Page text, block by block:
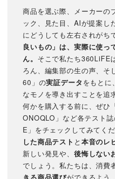
商品を選ぶ際、メーカーの
ック、見た目、AIが提案し
にどうしても左右されがち
良いもの」は、実際に使っ
ん。 そこで私たち360LiFE
ろん、編集部の生の声、そ
60」の実証データ をもとに
なモノを導き出すことを追
何かを購入する前に、ぜひ
ONOQLO」など各テスト
E」をチェックしてみてく
した商品テスト と 本音のレ
新しい発見や、 後悔しない
でしょう。私たちは、消費
きる商品選びができるよう